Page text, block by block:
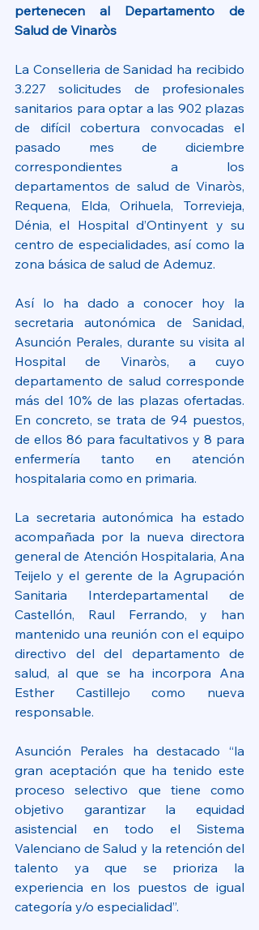
pertenecen al Departamento de
Salud de Vinaròs
La Conselleria de Sanidad ha recibido
3.227 solicitudes de profesionales
sanitarios para optar a las 902 plazas
de difícil cobertura convocadas el
pasado mes de diciembre
correspondientes a los
departamentos de salud de Vinaròs,
Requena, Elda, Orihuela, Torrevieja,
Dénia, el Hospital d’Ontinyent y su
centro de especialidades, así como la
zona básica de salud de Ademuz.
Así lo ha dado a conocer hoy la
secretaria autonómica de Sanidad,
Asunción Perales, durante su visita al
Hospital de Vinaròs, a cuyo
departamento de salud corresponde
más del 10% de las plazas ofertadas.
En concreto, se trata de 94 puestos,
de ellos 86 para facultativos y 8 para
enfermería tanto en atención
hospitalaria como en primaria.
La secretaria autonómica ha estado
acompañada por la nueva directora
general de Atención Hospitalaria, Ana
Teijelo y el gerente de la Agrupación
Sanitaria Interdepartamental de
Castellón, Raul Ferrando, y han
mantenido una reunión con el equipo
directivo del del departamento de
salud, al que se ha incorpora Ana
Esther Castillejo como nueva
responsable.
Asunción Perales ha destacado “la
gran aceptación que ha tenido este
proceso selectivo que tiene como
objetivo garantizar la equidad
asistencial en todo el Sistema
Valenciano de Salud y la retención del
talento ya que se prioriza la
experiencia en los puestos de igual
categoría y/o especialidad”.